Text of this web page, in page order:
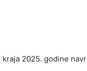
2025. godine